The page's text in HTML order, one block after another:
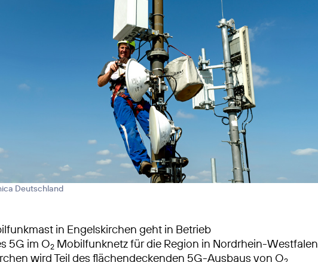
Deutschland
in Engelskirchen geht in Betrieb
5G im O2 Mobilfunknetz für die Region in Nordrhein-Westfalen
wird Teil des flächendeckenden 5G-Ausbaus von O